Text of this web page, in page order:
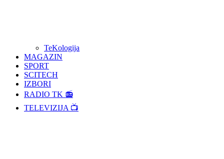
TeKologija
MAGAZIN
SPORT
SCITECH
IZBORI
RADIO TK 📻
TELEVIZIJA 📺